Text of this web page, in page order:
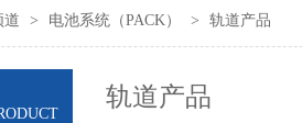
道 > 电池系统（PACK） > 轨道产品
轨道产品